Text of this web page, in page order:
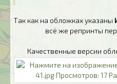
Так как на обложках указаны
всё же репринты
Качественные версии